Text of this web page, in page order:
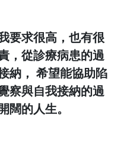
要求很高，也有很
，從診療病患的過
納， 希望能協助陷
察與自我接納的過
闊的人生。